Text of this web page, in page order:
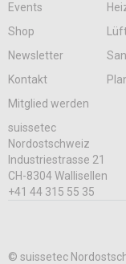
Events
Shop
Newsletter
Kontakt
Mitglied werden
suissetec
Nordostschweiz
Industriestrasse 21
CH-8304 Wallisellen
+41 44 315 55 35
© suissetec